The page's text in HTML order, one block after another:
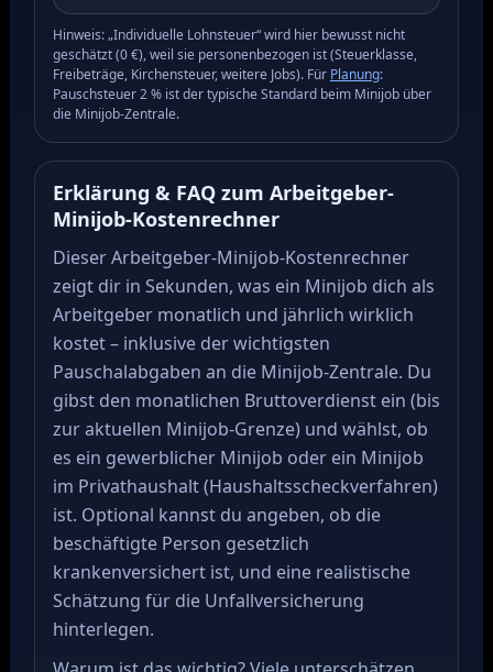
Hinweis: „Individuelle Lohnsteuer“ wird hier bewusst nicht
geschätzt (0 €), weil sie personenbezogen ist (Steuerklasse,
Freibeträge, Kirchensteuer, weitere Jobs). Für Planung:
Pauschsteuer 2 % ist der typische Standard beim Minijob über
die Minijob-Zentrale.
Erklärung & FAQ zum Arbeitgeber-
Minijob-Kostenrechner
Dieser Arbeitgeber-Minijob-Kostenrechner
zeigt dir in Sekunden, was ein Minijob dich als
Arbeitgeber monatlich und jährlich wirklich
kostet – inklusive der wichtigsten
Pauschalabgaben an die Minijob-Zentrale. Du
gibst den monatlichen Bruttoverdienst ein (bis
zur aktuellen Minijob-Grenze) und wählst, ob
es ein gewerblicher Minijob oder ein Minijob
im Privathaushalt (Haushaltsscheckverfahren)
ist. Optional kannst du angeben, ob die
beschäftigte Person gesetzlich
krankenversichert ist, und eine realistische
Schätzung für die Unfallversicherung
hinterlegen.